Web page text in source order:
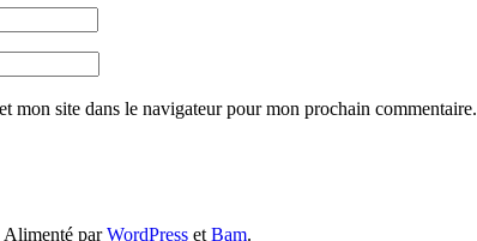
mon site dans le navigateur pour mon prochain commentaire.
Alimenté parWordPress et Bam.